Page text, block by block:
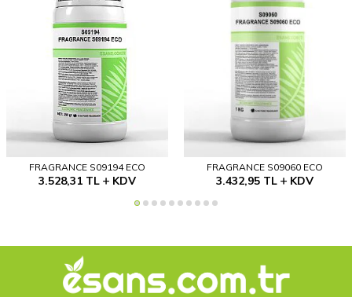
FRAGRANCE S09194 ECO
3.528,31TL KDV
FRAGRANCE S09060 ECO
3.432,95 TL KDV